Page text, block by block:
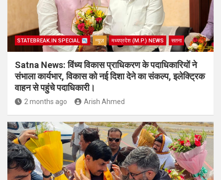
STATEBREAK.IN SPECIAL न्यूज़ मध्यप्रदेश (M.P.) NEWS सतना
Satna News: विंध्य विकास प्राधिकरण के पदाधिकारियों ने
संभाला कार्यभार, विकास को नई दिशा देने का संकल्प, इलेक्ट्रिक
वाहन से पहुंचे पदाधिकारी।
2 months ago Arish Ahmed